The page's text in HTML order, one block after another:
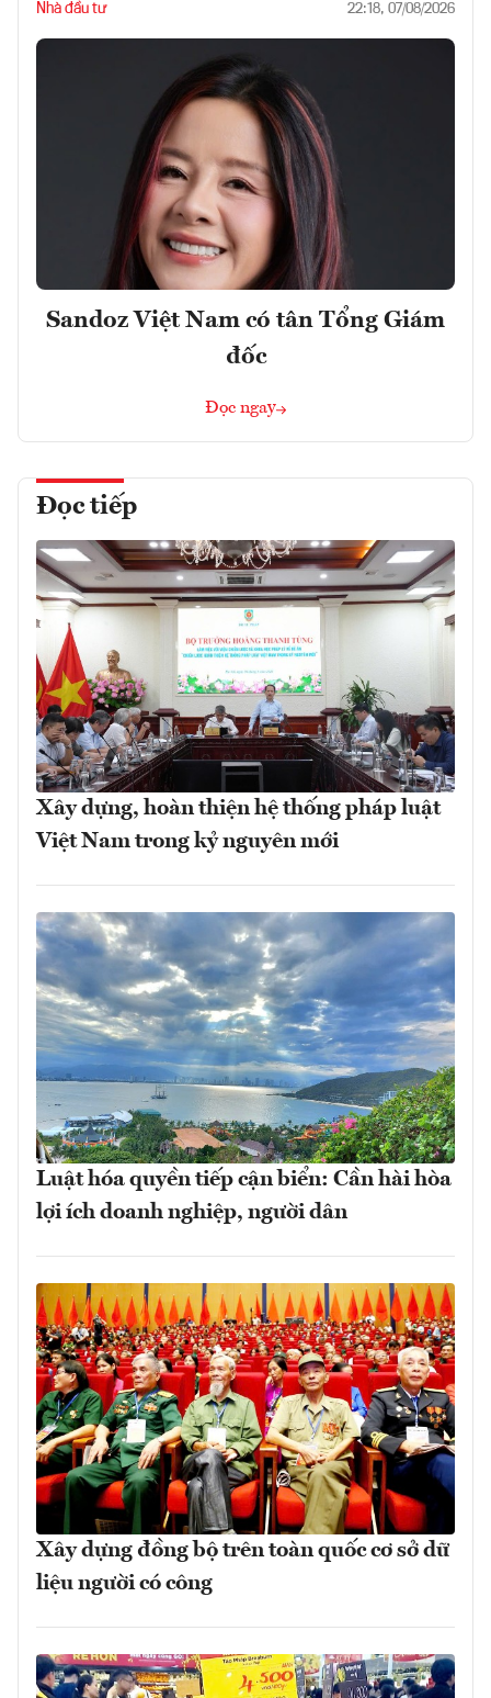
Nhà đầu tư 22:18, 07/08/2026
Sandoz Việt Nam có tân Tổng Giám
đốc
Đọc ngay
Đọc tiếp
Xây dựng, hoàn thiện hệ thống pháp luật
Việt Nam trong kỷ nguyên mới
Luật hóa quyền tiếp cận biển: Cần hài hòa
lợi ích doanh nghiệp, người dân
Xây dựng đồng bộ trên toàn quốc cơ sở dữ
liệu người có công